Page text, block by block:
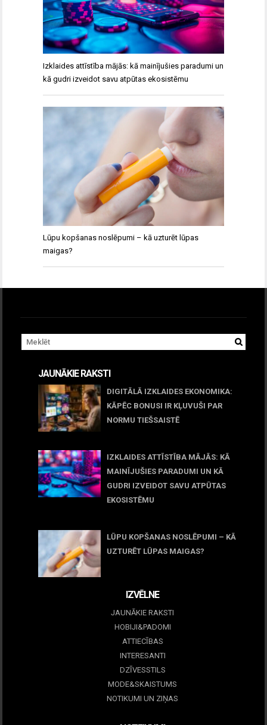
Izklaides attīstība mājās: kā mainījušies paradumi un
kā gudri izveidot savu atpūtas ekosistēmu
Lūpu kopšanas noslēpumi – kā uzturēt lūpas
maigas?
JAUNĀKIE RAKSTI
DIGITĀLĀ IZKLAIDES EKONOMIKA:
KĀPĒC BONUSI IR KĻUVUŠI PAR
NORMU TIEŠSAISTĒ
IZKLAIDES ATTĪSTĪBA MĀJĀS: KĀ
MAINĪJUŠIES PARADUMI UN KĀ
GUDRI IZVEIDOT SAVU ATPŪTAS
EKOSISTĒMU
LŪPU KOPŠANAS NOSLĒPUMI – KĀ
UZTURĒT LŪPAS MAIGAS?
IZVĒLNE
JAUNĀKIE RAKSTI
HOBIJI&PADOMI
ATTIECĪBAS
INTERESANTI
DZĪVESSTILS
MODE&SKAISTUMS
NOTIKUMI UN ZIŅAS